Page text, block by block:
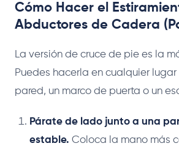
Cómo Hacer el
Abductores de Cadera
La versión de cruce de pie es la
Puedes hacerla en cualquier
pared, un marco de puerta o un
Párate de lado junto a una
estable. Coloca la mano más